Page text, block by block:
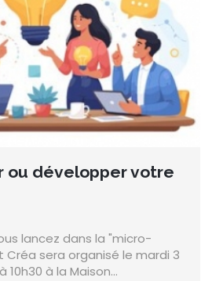
ou développer votre
lancez dans la "micro-
Créa sera organisé le mardi 3
10h30 à la Maison…